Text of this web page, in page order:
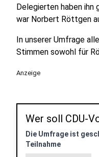
Delegierten haben ihn
war Norbert Röttgen
In unserer Umfrage
Stimmen sowohl für
Anzeige
Wer soll CDU-
Die Umfrage ist
Teilnahme